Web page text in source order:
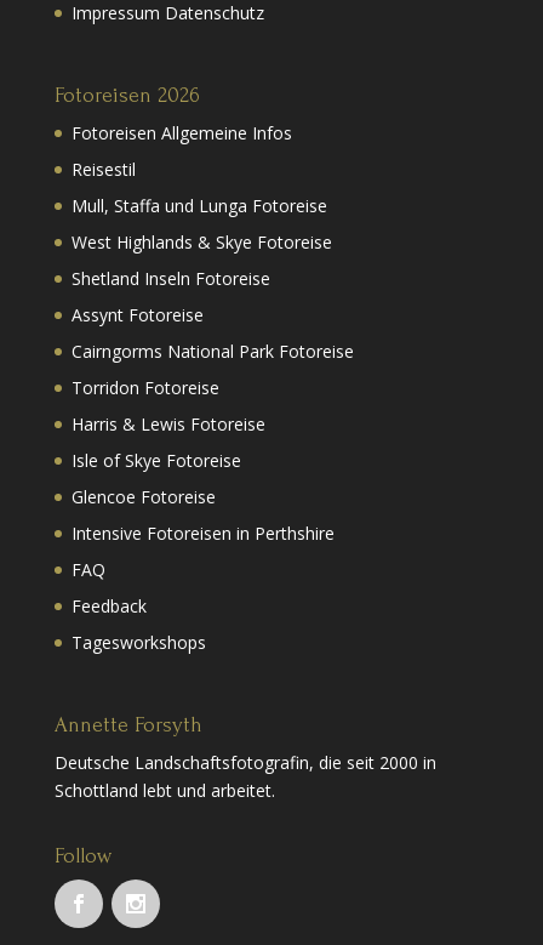
Impressum Datenschutz
Fotoreisen 2026
Fotoreisen Allgemeine Infos
Reisestil
Mull, Staffa und Lunga Fotoreise
West Highlands & Skye Fotoreise
Shetland Inseln Fotoreise
Assynt Fotoreise
Cairngorms National Park Fotoreise
Torridon Fotoreise
Harris & Lewis Fotoreise
Isle of Skye Fotoreise
Glencoe Fotoreise
Intensive Fotoreisen in Perthshire
FAQ
Feedback
Tagesworkshops
Annette Forsyth
Deutsche Landschaftsfotografin, die seit 2000 in
Schottland lebt und arbeitet.
Follow